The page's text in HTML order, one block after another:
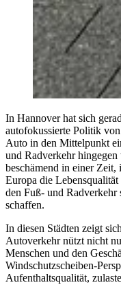
In Hannover hat sich
autofokussierte Politik
Auto in den Mittelpunkt
und Radverkehr
beschämend in einer
Europa die
den Fuß- und Radverkehr
schaffen.
In diesen Städten zeigt
Autoverkehr nützt nicht
Menschen und den
Windschutzscheiben-
Aufenthaltsqualität,